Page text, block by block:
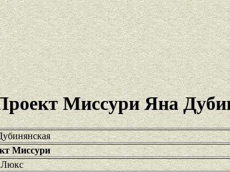
Миссури Яна
Миссури